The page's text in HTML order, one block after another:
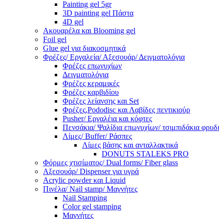
Painting gel 5gr
3D painting gel Πάστα
4D gel
Ακουαρέλα και Blooming gel
Foil gel
Glue gel για διακοσμητικά
Φρέζες/ Εργαλεία/ Αξεσουάρ/ Δειγματολόγια
Φρέζες επωνυχίων
Δειγματολόγια
Φρέζες κεραμικές
Φρέζες καρβιδίου
Φρέζες λείανσης και Set
Φρέζες,Pododisc και Λαβίδες πεντικιούρ
Pusher/ Εργαλέια και κόφτες
Πενσάκια/ Ψαλίδια επωνυχίων/ τσιμπιδάκια
Λίμες/ Buffer/ Ράσπες
Λίμες βάσης και ανταλλακτικά
DONUTS STALEKS PRO
Φόρμες χτισίματος/ Dual forms/ Fiber glass
Αξεσουάρ/ Dispenser για υγρά
Acrylic powder και Liquid
Πινέλα/ Nail stamp/ Μαγνήτες
Nail Stamping
Color gel stamping
Μαγνήτες